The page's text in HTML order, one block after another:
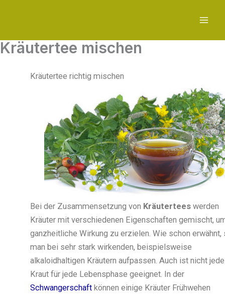
Kräutertee mischen
Kräutertee richtig mischen
Bei der Zusammensetzung von Kräutertees werden
Kräuter mit verschiedenen Eigenschaften gemischt,
ganzheitliche Wirkung zu erzielen. Wie schon erwähnt,
man bei sehr stark wirkenden, beispielsweise
alkaloidhaltigen Kräutern aufpassen. Auch ist nicht
Kraut für jede Lebensphase geeignet. In der
Schwangerschaft können einige Kräuter Frühwehen